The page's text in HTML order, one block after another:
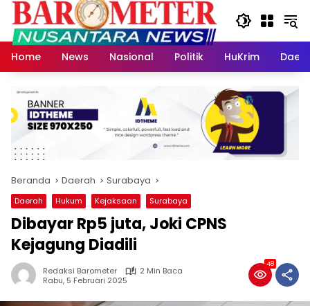
Langsung
konten
Home
News Nasional Politik HuKrim
Beranda Daerah Surabaya
Daerah Hukum Kejaksaan Surabaya
Dibayar Rp5 juta, Joki CPNS
Kejagung Diadili
Redaksi Barometer
2 Min Baca
Rabu, 5 Februari 2025
48